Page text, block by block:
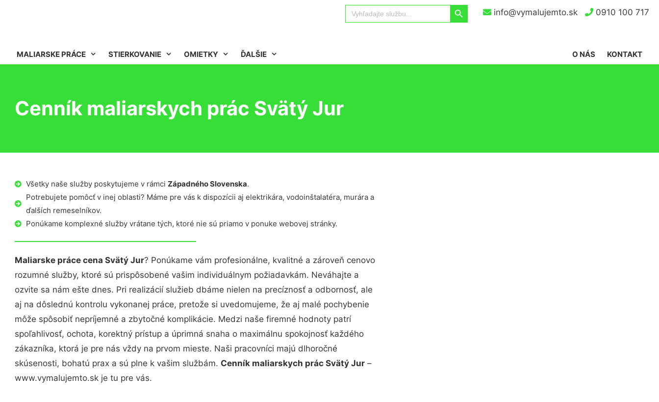
info@vymalujemto.sk 0910 100 717
Search
for:
Search Button
MALIARSKE PRÁCE STIERKOVANIE OMIETKY ĎALŠIE KONTAKT
O NÁS
Cenník maliarskych prác Svätý Jur
Všetky naše služby poskytujeme v rámci Západného Slovenska.
Potrebujete pomôcť v inej oblasti? Máme pre vás k dispozícii aj elektrikára, vodoinštalatéra, murára a
ďalších remeselníkov.
Ponúkame komplexné služby vrátane tých, ktoré nie sú priamo v ponuke webovej stránky.
Maliarske práce cena Svätý Jur? Ponúkame vám profesionálne, kvalitné a zároveň cenovo
rozumné služby, ktoré sú prispôsobené vašim individuálnym požiadavkám. Neváhajte a
ozvite sa nám ešte dnes. Pri realizácií služieb dbáme nielen na precíznosť a odbornosť, ale
aj na dôslednú kontrolu vykonanej práce, pretože si uvedomujeme, že aj malé pochybenie
môže spôsobiť nepríjemné a zbytočné komplikácie. Medzi naše firemné hodnoty patrí
spoľahlivosť, ochota, korektný prístup a úprimná snaha o maximálnu spokojnosť každého
zákazníka, ktorá je pre nás vždy na prvom mieste. Naši pracovníci majú dlhoročné
skúsenosti, bohatú prax a sú plne k vašim službám. Cenník maliarskych prác Svätý Jur –
www.vymalujemto.sk je tu pre vás.